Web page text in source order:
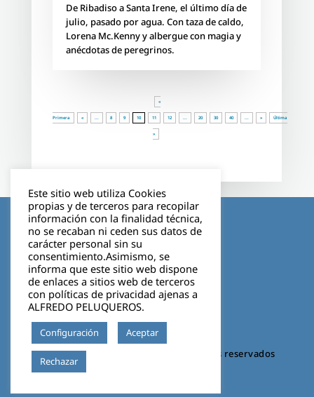
De Ribadiso a Santa Irene, el último día de
julio, pasado por agua. Con taza de caldo,
Lorena Mc.Kenny y albergue con magia y
anécdotas de peregrinos.
«
Primera « 8 9 10 11 12 20 30 40 » Última
»
Aviso legal
Política de privacidad
Cookies
©2026 VIGO BOSCO. Todos los derechos reservados
Este sitio web utiliza Cookies
propias y de terceros para recopilar
información con la finalidad técnica,
no se recaban ni ceden sus datos de
carácter personal sin su
consentimiento.Asimismo, se
informa que este sitio web dispone
de enlaces a sitios web de terceros
con políticas de privacidad ajenas a
ALFREDO PELUQUEROS.
Configuración Aceptar
Rechazar